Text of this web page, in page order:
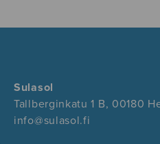
Sulasol
Tallberginkatu 1 B, 00180
info@sulasol.fi